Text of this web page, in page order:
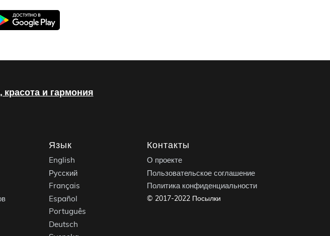
красота и гармония
Язык
English
Русский
Français
Español
Português
Deutsch
Контакты
О проекте
Пользовательское соглашение
Политика конфиденциальности
© 2017-2022 Посылки